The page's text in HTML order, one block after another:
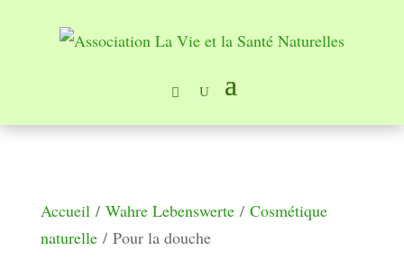
Accueil/ Wahre Lebenswerte/ Cosmétique
naturelle/ Pour la douche